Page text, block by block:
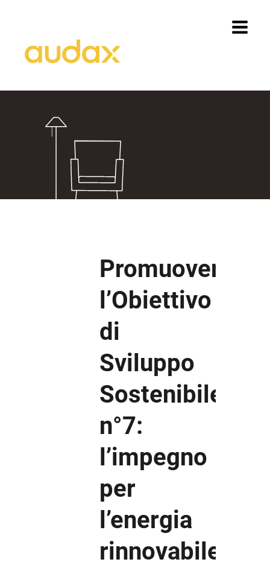
Promuovere
l’Obiettivo
di
Sviluppo
Sostenibile
n°7:
l’impegno
per
l’energia
rinnovabile